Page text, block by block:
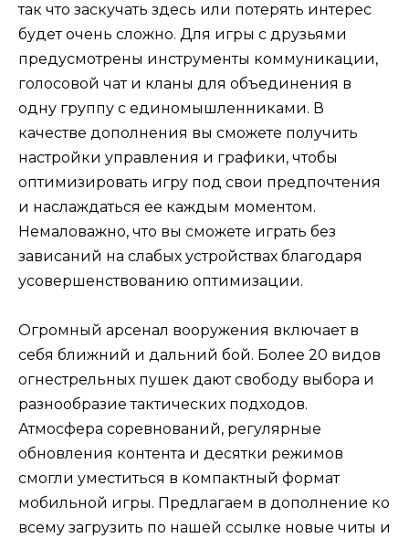
так что заскучать здесь или потерять интерес
будет очень сложно. Для игры с друзьями
предусмотрены инструменты коммуникации,
голосовой чат и кланы для объединения в
одну группу с единомышленниками. В
качестве дополнения вы сможете получить
настройки управления и графики, чтобы
оптимизировать игру под свои предпочтения
и наслаждаться ее каждым моментом.
Немаловажно, что вы сможете играть без
зависаний на слабых устройствах благодаря
усовершенствованию оптимизации.
Огромный арсенал вооружения включает в
себя ближний и дальний бой. Более 20 видов
огнестрельных пушек дают свободу выбора и
разнообразие тактических подходов.
Атмосфера соревнований, регулярные
обновления контента и десятки режимов
смогли уместиться в компактный формат
мобильной игры. Предлагаем в дополнение ко
всему загрузить по нашей ссылке новые читы и